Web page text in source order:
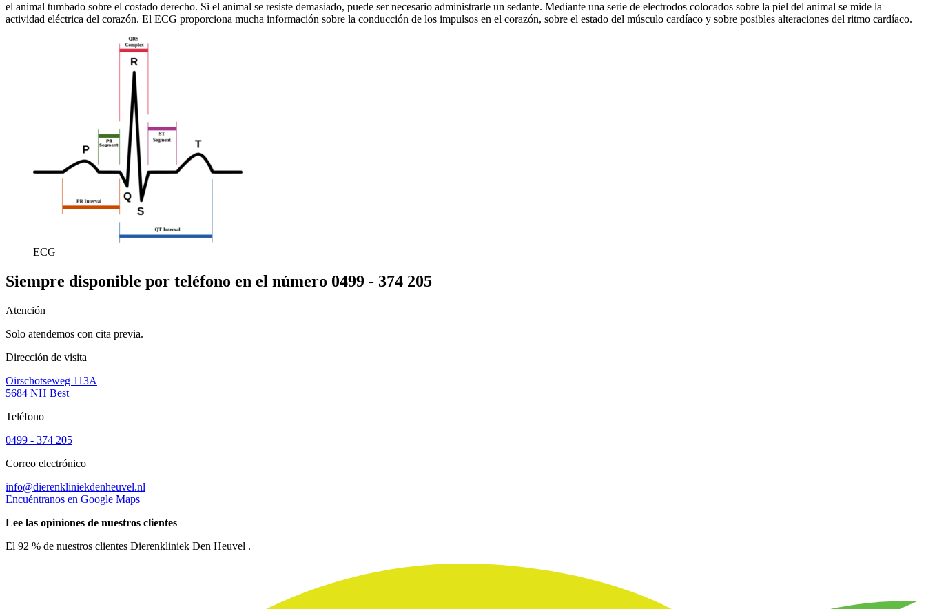
el animal tumbado sobre el costado derecho. Si el animal se resiste demasiado, puede ser necesario administrarle un sedante. Mediante una serie de electrodos colocados sobre la piel del animal se mide la
actividad eléctrica del corazón. El ECG proporciona mucha información sobre la conducción de los impulsos en el corazón, sobre el estado del músculo cardíaco y sobre posibles alteraciones del ritmo cardíaco.
ECG
Siempre disponible por teléfono en el número 0499 - 374 205
Atención
Solo atendemos con cita previa.
Dirección de visita
Oirschotseweg 113A
5684 NH Best
Teléfono
0499 - 374 205
Correo electrónico
info@dierenkliniekdenheuvel.nl
Encuéntranos en Google Maps
Lee las opiniones de nuestros clientes
El 92 % de nuestros clientes Dierenkliniek Den Heuvel .